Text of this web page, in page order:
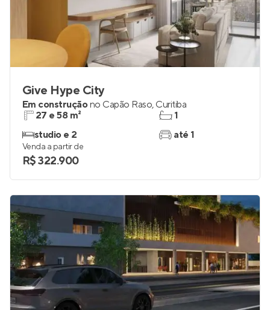
Give Hype City
Em construçãono Capão Raso, Curitiba
27 e 58 m²
studio e 2
1
até 1
Venda a partir de
R$ 322.900